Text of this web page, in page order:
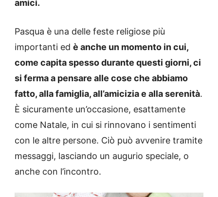
amici.
Pasqua è una delle feste religiose più
importanti ed è anche un momento in cui,
come capita spesso durante questi giorni, ci
si ferma a pensare alle cose che abbiamo
fatto, alla famiglia, all’amicizia e alla serenità.
È sicuramente un’occasione, esattamente
come Natale, in cui si rinnovano i sentimenti
con le altre persone. Ciò può avvenire tramite
messaggi, lasciando un augurio speciale, o
anche con l’incontro.